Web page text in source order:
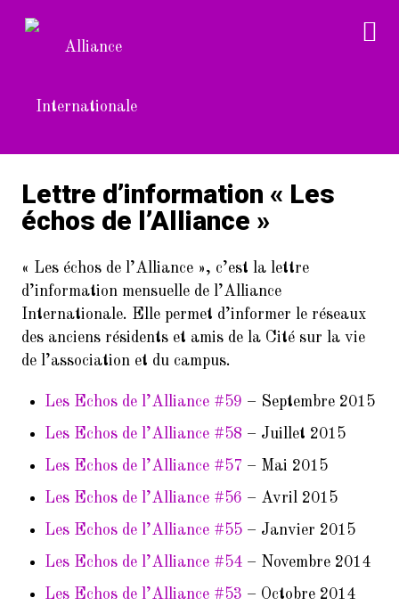
Lettre d’information « Les
échos de l’Alliance »
« Les échos de l’Alliance », c’est la lettre
d’information mensuelle de l’Alliance
Internationale. Elle permet d’informer le réseaux
des anciens résidents et amis de la Cité sur la vie
de l’association et du campus.
Les Echos de l’Alliance #59 – Septembre 2015
Les Echos de l’Alliance #58 – Juillet 2015
Les Echos de l’Alliance #57 – Mai 2015
Les Echos de l’Alliance #56 – Avril 2015
Les Echos de l’Alliance #55 – Janvier 2015
Les Echos de l’Alliance #54 – Novembre 2014
Les Echos de l’Alliance #53 – Octobre 2014